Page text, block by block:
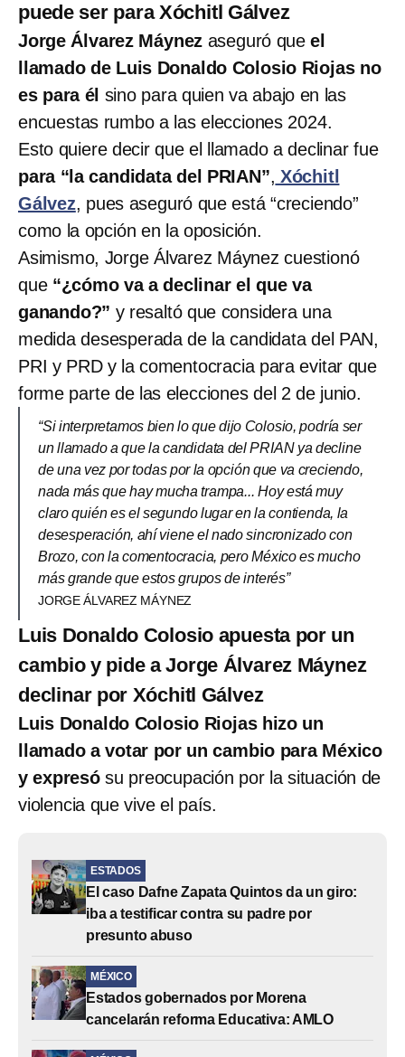
puede ser para Xóchitl Gálvez
Jorge Álvarez Máynez aseguró queel
llamado de Luis Donaldo Colosio Riojas no
es para él sino para quien va abajo en las
encuestas rumbo a las elecciones 2024.
Esto quiere decir que el llamado a declinar fue
para “la candidata del PRIAN”, Xóchitl
Gálvez, pues aseguró que está “creciendo”
como la opción en la oposición.
Asimismo, Jorge Álvarez Máynez cuestionó
que “¿cómo va a declinar el que va
ganando?” y resaltó que considera una
medida desesperada de la candidata del PAN,
PRI y PRD y la comentocracia para evitar que
forme parte de las elecciones del 2 de junio.
“Si interpretamos bien lo que dijo Colosio, podría ser
un llamado a que la candidata del PRIAN ya decline
de una vez por todas por la opción que va creciendo,
nada más que hay mucha trampa... Hoy está muy
claro quién es el segundo lugar en la contienda, la
desesperación, ahí viene el nado sincronizado con
Brozo, con la comentocracia, pero México es mucho
más grande que estos grupos de interés”
JORGE ÁLVAREZ MÁYNEZ
Luis Donaldo Colosio apuesta por un
cambio y pide a Jorge Álvarez Máynez
declinar por Xóchitl Gálvez
Luis Donaldo Colosio Riojas hizo un
llamado a votar por un cambio para México
y expresósu preocupación por la situación de
violencia que vive el país.
ESTADOS
El caso Dafne Zapata Quintos da un giro:
iba a testificar contra su padre por
presunto abuso
MÉXICO
Estados gobernados por Morena
cancelarán reforma Educativa: AMLO